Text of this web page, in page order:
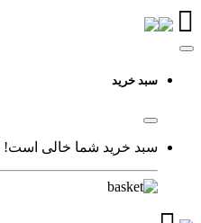
سبد خرید
سبد خرید شما خالی است!